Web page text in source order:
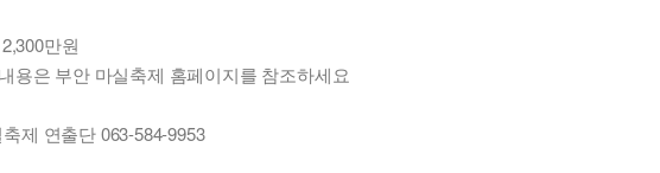
만원
용은 부안 마실축제 홈페이지를 참조하세요
제 연출단 063-584-9953